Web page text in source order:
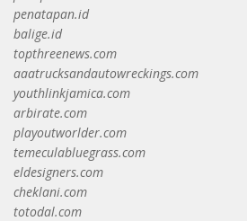
penatapan.id
balige.id
topthreenews.com
aaatrucksandautowreckings.com
youthlinkjamica.com
arbirate.com
playoutworlder.com
temeculabluegrass.com
eldesigners.com
cheklani.com
totodal.com